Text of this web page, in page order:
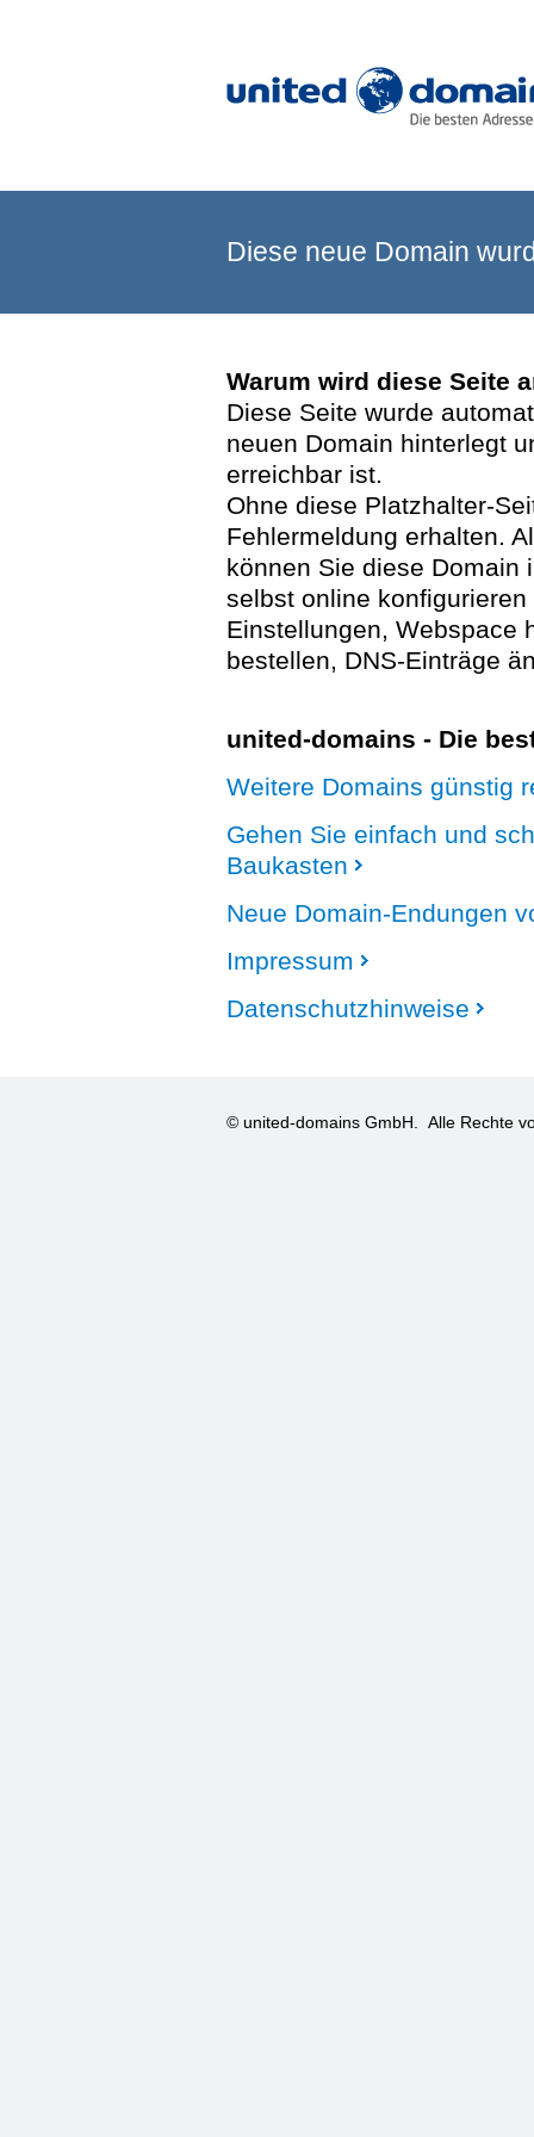
Diese neue Domain
Warum wird diese Seite
Diese Seite wurde
neuen Domain hinterlegt
erreichbar ist.
Ohne diese Platzhalter-
Fehlermeldung erhalten.
können Sie diese Domain
selbst online
Einstellungen, Webspace
bestellen, DNS-Einträge
united-domains - Die
Weitere Domains günstig
Gehen Sie einfach und
Baukasten
Neue Domain-Endungen
Impressum
Datenschutzhinweise
© united-domains GmbH. Alle Rechte